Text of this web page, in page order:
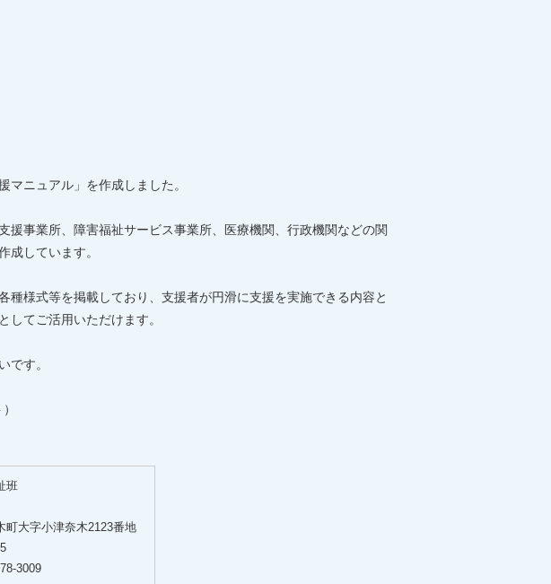
ニュアル」を作成しました。
事業所、障害福祉サービス事業所、医療機関、行政機関などの関
成しています。
様式等を掲載しており、支援者が円滑に支援を実施できる内容と
てご活用いただけます。
です。
班
町大字小津奈木2123番地
3009